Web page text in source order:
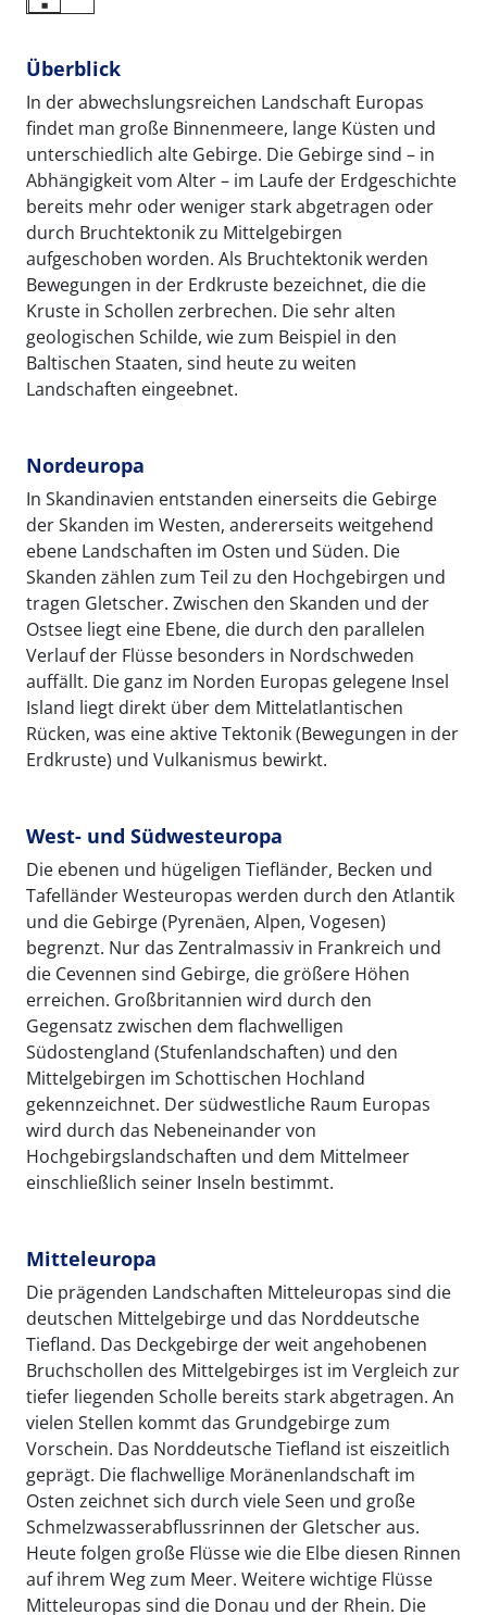
Überblick
In der abwechslungsreichen Landschaft Europas
findet man große Binnenmeere, lange Küsten und
unterschiedlich alte Gebirge. Die Gebirge sind – in
Abhängigkeit vom Alter – im Laufe der Erdgeschichte
bereits mehr oder weniger stark abgetragen oder
durch Bruchtektonik zu Mittelgebirgen
aufgeschoben worden. Als Bruchtektonik werden
Bewegungen in der Erdkruste bezeichnet, die die
Kruste in Schollen zerbrechen. Die sehr alten
geologischen Schilde, wie zum Beispiel in den
Baltischen Staaten, sind heute zu weiten
Landschaften eingeebnet.
Nordeuropa
In Skandinavien entstanden einerseits die Gebirge
der Skanden im Westen, andererseits weitgehend
ebene Landschaften im Osten und Süden. Die
Skanden zählen zum Teil zu den Hochgebirgen und
tragen Gletscher. Zwischen den Skanden und der
Ostsee liegt eine Ebene, die durch den parallelen
Verlauf der Flüsse besonders in Nordschweden
auffällt. Die ganz im Norden Europas gelegene Insel
Island liegt direkt über dem Mittelatlantischen
Rücken, was eine aktive Tektonik (Bewegungen in der
Erdkruste) und Vulkanismus bewirkt.
West- und Südwesteuropa
Die ebenen und hügeligen Tiefländer, Becken und
Tafelländer Westeuropas werden durch den Atlantik
und die Gebirge (Pyrenäen, Alpen, Vogesen)
begrenzt. Nur das Zentralmassiv in Frankreich und
die Cevennen sind Gebirge, die größere Höhen
erreichen. Großbritannien wird durch den
Gegensatz zwischen dem flachwelligen
Südostengland (Stufenlandschaften) und den
Mittelgebirgen im Schottischen Hochland
gekennzeichnet. Der südwestliche Raum Europas
wird durch das Nebeneinander von
Hochgebirgslandschaften und dem Mittelmeer
einschließlich seiner Inseln bestimmt.
Mitteleuropa
Die prägenden Landschaften Mitteleuropas sind die
deutschen Mittelgebirge und das Norddeutsche
Tiefland. Das Deckgebirge der weit angehobenen
Bruchschollen des Mittelgebirges ist im Vergleich zur
tiefer liegenden Scholle bereits stark abgetragen. An
vielen Stellen kommt das Grundgebirge zum
Vorschein. Das Norddeutsche Tiefland ist eiszeitlich
geprägt. Die flachwellige Moränenlandschaft im
Osten zeichnet sich durch viele Seen und große
Schmelzwasserabflussrinnen der Gletscher aus.
Heute folgen große Flüsse wie die Elbe diesen Rinnen
auf ihrem Weg zum Meer. Weitere wichtige Flüsse
Mitteleuropas sind die Donau und der Rhein. Die